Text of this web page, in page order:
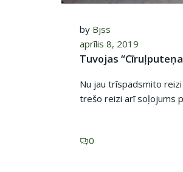
by Bjss
aprīlis 8, 2019
Tuvojas
Nu jau trīspadsmito
trešo reizi arī soļojums
0